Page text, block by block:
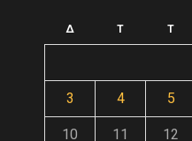
Δ Τ Τ
3 4 5
10 11 12